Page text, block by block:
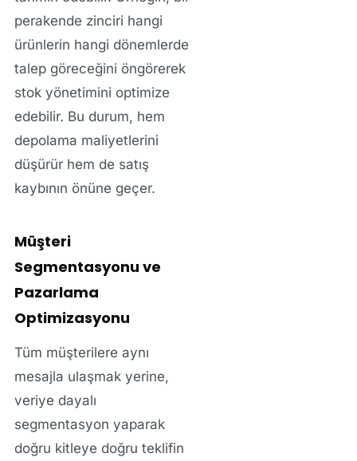
perakende zinciri hangi
ürünlerin hangi dönemlerde
talep göreceğini öngörerek
stok yönetimini optimize
edebilir. Bu durum, hem
depolama maliyetlerini
düşürür hem de satış
kaybının önüne geçer.
Müşteri
Segmentasyonu ve
Pazarlama
Optimizasyonu
Tüm müşterilere aynı
mesajla ulaşmak yerine,
veriye dayalı
segmentasyon yaparak
doğru kitleye doğru teklifin